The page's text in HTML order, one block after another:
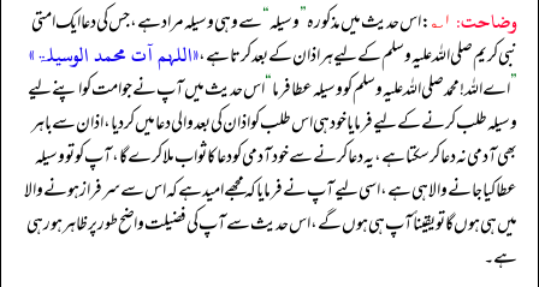
وضاحت: ۱؎ : اس حدیث میں مذکورہ”وسیلہ“سے وہی وسیلہ مراد ہے، جس کی دعا ایک امتی
نبی کریم صلی اللہ علیہ وسلم کے لیے ہر اذان کے بعد کرتا ہے،«اللہم آت محمد الوسیلۃ»
”اے اللہ! محمد صلی اللہ علیہ وسلم کو وسیلہ عطا فرما“اس حدیث میں آپ نے جو امت کو اپنے لیے
وسیلہ طلب کرنے کے لیے فرمایا خود ہی اس طلب کو اذان کی بعد والی دعا میں کر دیا، اذان سے باہر
بھی آدمی نہ دعا کر سکتا ہے، یہ دعا کرنے سے خود آدمی کو دعا کا ثواب ملا کرے گا، آپ کو تو وسیلہ
عطا کیا جانے والا ہی ہے، اسی لیے آپ نے فرمایا کہ مجھے امید ہے کہ اس سے سرفراز ہونے والا
میں ہی ہوں گا تو یقیناً آپ ہی ہوں گے، اس حدیث سے آپ کی فضیلت واضح طور پر ظاہر ہو رہی
ہے۔